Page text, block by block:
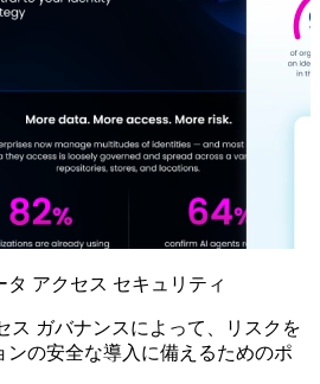
アクセス セキュリティ
ス ガバナンスによって、リスクを
の安全な導入に備えるためのポ